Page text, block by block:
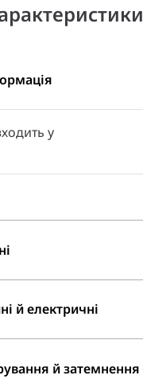
у
й електричні
й затемнення